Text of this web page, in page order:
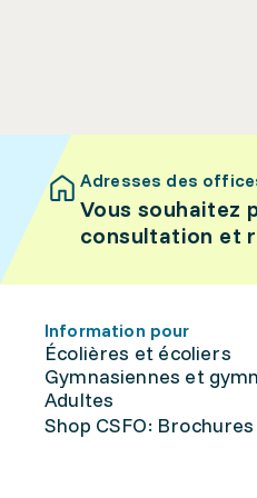
Adresses des
Vous souhaitez
consultation et
Information pour
Écolières et écoliers
Gymnasiennes et
Adultes
Shop CSFO: